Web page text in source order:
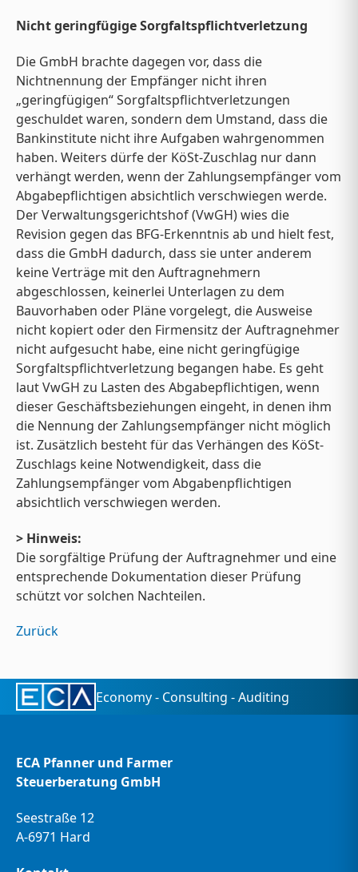
Nicht geringfügige Sorgfaltspflichtverletzung
Die GmbH brachte dagegen vor, dass die
Nichtnennung der Empfänger nicht ihren
„geringfügigen“ Sorgfaltspflichtverletzungen
geschuldet waren, sondern dem Umstand, dass die
Bankinstitute nicht ihre Aufgaben wahrgenommen
haben. Weiters dürfe der KöSt-Zuschlag nur dann
verhängt werden, wenn der Zahlungsempfänger vom
Abgabepflichtigen absichtlich verschwiegen werde.
Der Verwaltungsgerichtshof (VwGH) wies die
Revision gegen das BFG-Erkenntnis ab und hielt fest,
dass die GmbH dadurch, dass sie unter anderem
keine Verträge mit den Auftragnehmern
abgeschlossen, keinerlei Unterlagen zu dem
Bauvorhaben oder Pläne vorgelegt, die Ausweise
nicht kopiert oder den Firmensitz der Auftragnehmer
nicht aufgesucht habe, eine nicht geringfügige
Sorgfaltspflichtverletzung begangen habe. Es geht
laut VwGH zu Lasten des Abgabepflichtigen, wenn
dieser Geschäftsbeziehungen eingeht, in denen ihm
die Nennung der Zahlungsempfänger nicht möglich
ist. Zusätzlich besteht für das Verhängen des KöSt-
Zuschlags keine Notwendigkeit, dass die
Zahlungsempfänger vom Abgabenpflichtigen
absichtlich verschwiegen werden.
> Hinweis:
Die sorgfältige Prüfung der Auftragnehmer und eine
entsprechende Dokumentation dieser Prüfung
schützt vor solchen Nachteilen.
Zurück
Economy - Consulting - Auditing
ECA Pfanner und Farmer
Steuerberatung GmbH
Seestraße 12
A-6971 Hard